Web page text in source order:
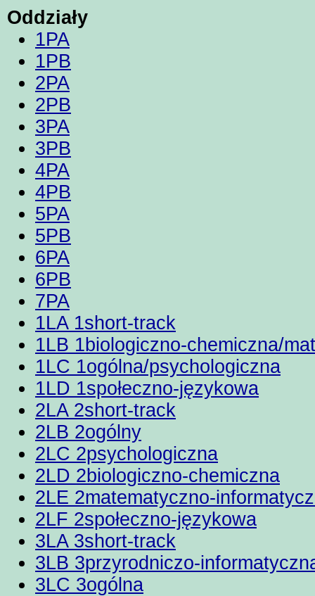
Oddziały
1PA
1PB
2PA
2PB
3PA
3PB
4PA
4PB
5PA
5PB
6PA
6PB
7PA
1LA 1short-track
1LB 1biologiczno-chemiczna/
1LC 1ogólna/psychologiczna
1LD 1społeczno-językowa
2LA 2short-track
2LB 2ogólny
2LC 2psychologiczna
2LD 2biologiczno-chemiczna
2LE 2matematyczno-
2LF 2społeczno-językowa
3LA 3short-track
3LB 3przyrodniczo-
3LC 3ogólna